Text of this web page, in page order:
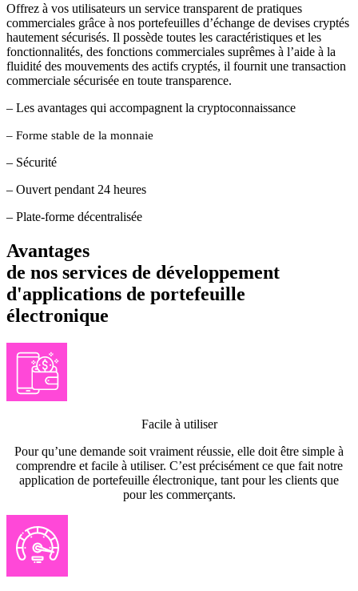
Offrez à vos utilisateurs un service transparent de pratiques
commerciales grâce à nos portefeuilles d’échange de devises cryptés
hautement sécurisés. Il possède toutes les caractéristiques et les
fonctionnalités, des fonctions commerciales suprêmes à l’aide à la
fluidité des mouvements des actifs cryptés, il fournit une transaction
commerciale sécurisée en toute transparence.
– Les avantages qui accompagnent la cryptoconnaissance
– Forme stable de la monnaie
– Sécurité
– Ouvert pendant 24 heures
– Plate-forme décentralisée
Avantages
de nos services de développement
d'applications de portefeuille
électronique
Facile à utiliser
Pour qu’une demande soit vraiment réussie, elle doit être simple à
comprendre et facile à utiliser. C’est précisément ce que fait notre
application de portefeuille électronique, tant pour les clients que
pour les commerçants.